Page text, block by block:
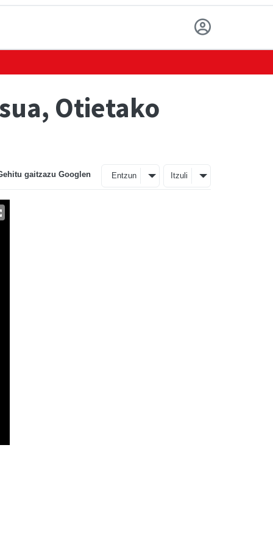
Otietako
gaitzazu Googlen Entzun Itzuli